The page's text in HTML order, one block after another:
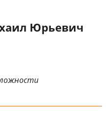
Юрьевич